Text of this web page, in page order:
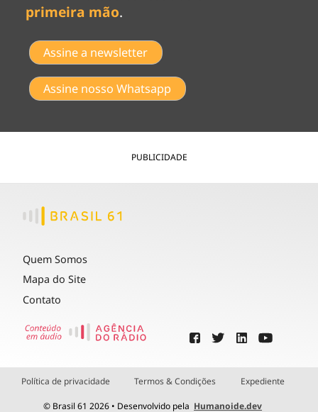
primeira mão.
Assine a newsletter
Assine nosso Whatsapp
PUBLICIDADE
Quem Somos
Mapa do Site
Contato
Política de privacidade Termos & Condições Expediente
© Brasil 61 2026 • Desenvolvido pela Humanoide.dev